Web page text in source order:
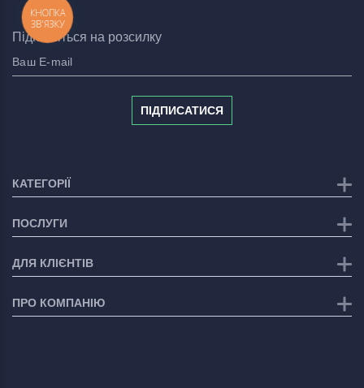
Підпишіться на розсилку
ПІДПИСАТИСЯ
КАТЕГОРІЇ
ПОСЛУГИ
ДЛЯ КЛІЄНТІВ
ПРО КОМПАНІЮ
КНОПКА
ЗВ'ЯЗКУ